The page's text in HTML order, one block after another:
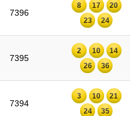
7396
8 17
20
23
24
7395
2 10
14
26
36
7394
3 10
21
24
35